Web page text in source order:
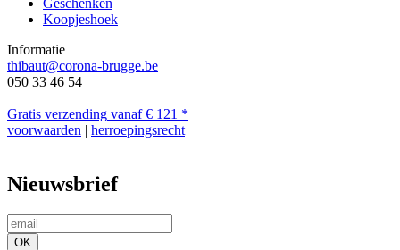
Geschenken
Koopjeshoek
Informatie
thibaut@corona-brugge.be
050 33 46 54
Gratis verzending vanaf € 121 *
voorwaarden | herroepingsrecht
Nieuwsbrief
OK